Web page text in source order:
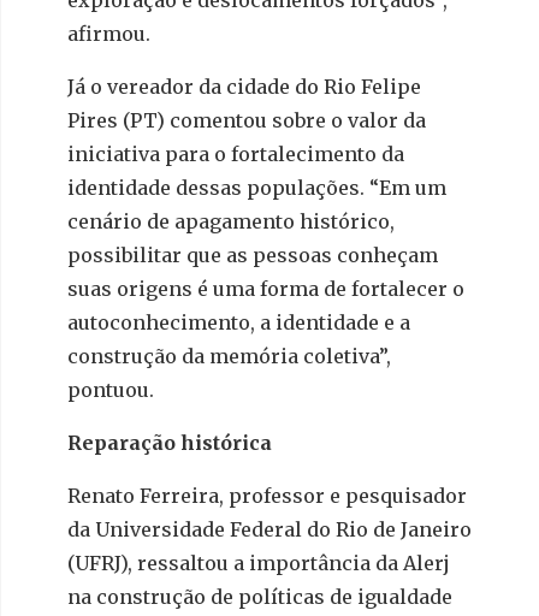
afirmou.
Já o vereador da cidade do Rio Felipe
Pires (PT) comentou sobre o valor da
iniciativa para o fortalecimento da
identidade dessas populações. “Em um
cenário de apagamento histórico,
possibilitar que as pessoas conheçam
suas origens é uma forma de fortalecer o
autoconhecimento, a identidade e a
construção da memória coletiva”,
pontuou.
Reparação histórica
Renato Ferreira, professor e pesquisador
da Universidade Federal do Rio de Janeiro
(UFRJ), ressaltou a importância da Alerj
na construção de políticas de igualdade